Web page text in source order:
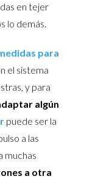
en tejer
lo demás.
para
el sistema
y para
algún
puede ser la
a las
muchas
a otra